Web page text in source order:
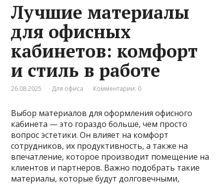
Лучшие материалы
для офисных
кабинетов: комфорт
и стиль в работе
26.08.2025 Для офиса Комментарии: 0
Выбор материалов для оформления офисного
кабинета — это гораздо больше, чем просто
вопрос эстетики. Он влияет на комфорт
сотрудников, их продуктивность, а также на
впечатление, которое производит помещение на
клиентов и партнеров. Важно подобрать такие
материалы, которые будут долговечными,